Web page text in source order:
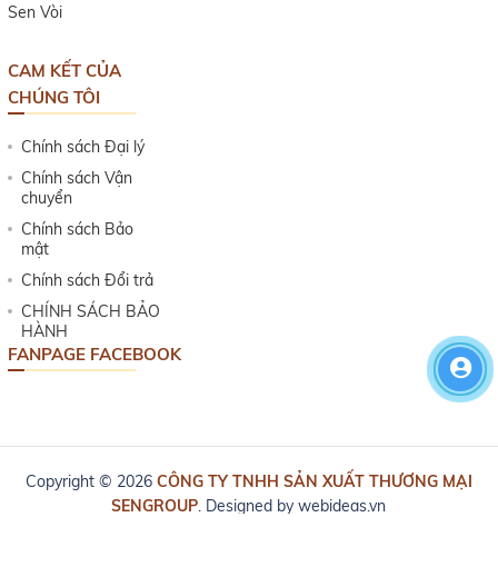
Sen Vòi
CAM KẾT CỦA
CHÚNG TÔI
Chính sách Đại lý
Chính sách Vận
chuyển
Chính sách Bảo
mật
Chính sách Đổi trả
CHÍNH SÁCH BẢO
HÀNH
FANPAGE FACEBOOK
Copyright © 2026 CÔNG TY TNHH SẢN XUẤT THƯƠNG MẠI
SENGROUP . Designed bywebideas.vn